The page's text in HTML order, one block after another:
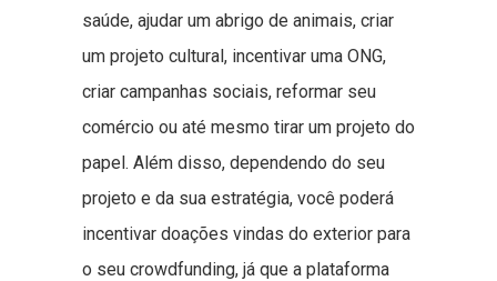
saúde, ajudar um abrigo de animais, criar
um projeto cultural, incentivar uma ONG,
criar campanhas sociais, reformar seu
comércio ou até mesmo tirar um projeto do
papel. Além disso, dependendo do seu
projeto e da sua estratégia, você poderá
incentivar doações vindas do exterior para
o seu crowdfunding, já que a plataforma